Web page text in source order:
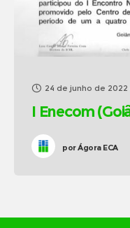
24 de junho de 2022
I Enecom
porÁgora ECA